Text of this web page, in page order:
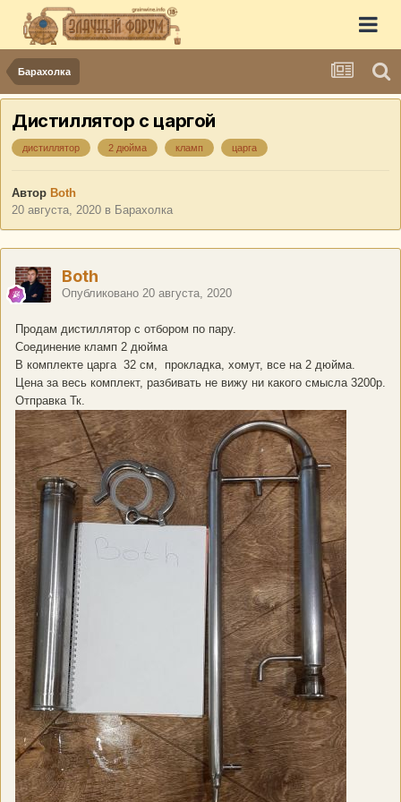
Барахолка
Дистиллятор с царгой
дистиллятор 2 дюйма кламп царга
Автор Both
20 августа, 2020 в Барахолка
Both
Опубликовано 20 августа, 2020
Продам дистиллятор с отбором по пару.
Соединение кламп 2 дюйма
В комплекте царга 32 см, прокладка, хомут, все на 2 дюйма.
Цена за весь комплект, разбивать не вижу ни какого смысла 3200р.
Отправка Тк.